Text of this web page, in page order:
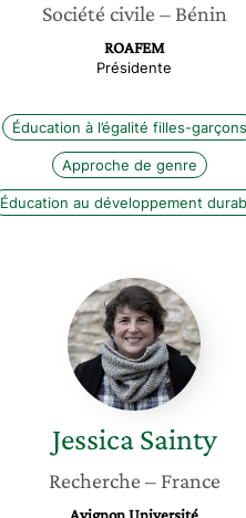
Société civile – Bénin
ROAFEM
Présidente
Éducation à l’égalité filles-garçons
Approche de genre
Éducation au développement
Jessica
Sainty
Jessica Sainty
Recherche – France